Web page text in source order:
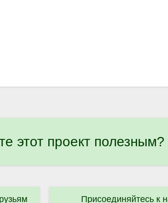
этот проект полезным?
Присоединяйтесь к